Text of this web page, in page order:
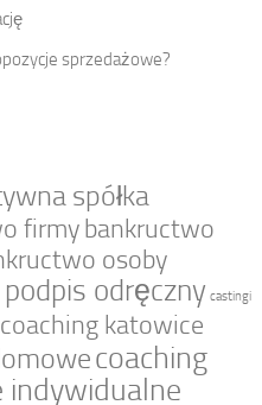
sprzedażowe?
spółka
firmybankructwo
osoby
odręczny castingi
coaching katowice
coaching